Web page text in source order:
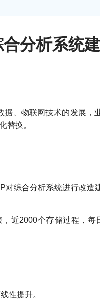
分析系统
、物联网技术的发展，
替换。
综合分析系统进行改造
近2000个存储过程，
性提升。